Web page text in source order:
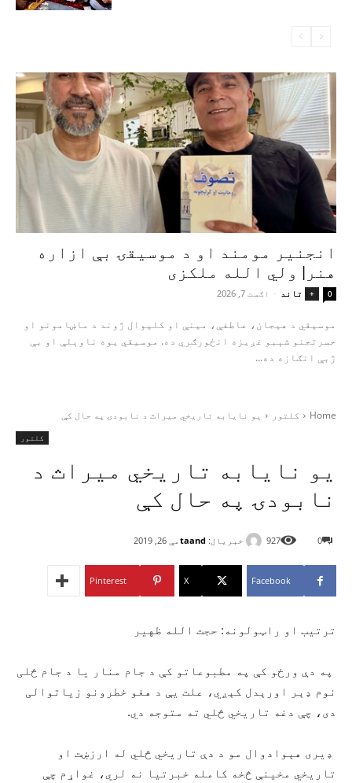
انجنیر مومند او د موسیقۍ بې‌ ازاره
هنر| ولي الله ملکزی
+ تاند - اګست 7, 2026 0
موسیقي د هیجان، عاطفې، مینې او کلیوال ژوند د ماښامونو او
حسرتجنو شېبو غږیزه انځورګري ده. موسیقي یوه ناوېلې او بې‌
ژبې انګازه ده...